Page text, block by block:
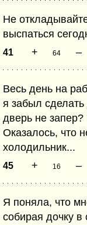
Не
выспаться
41 + 64 –
Весь день на
я забыл
дверь не
Оказалось, что
холодильник...
45 + 16 –
Я поняла, что
собирая дочку в